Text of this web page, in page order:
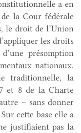
a en
la Cour fédérale
le droit de l’Union
les droits
présomption
nationaux.
traditionnelle, la
et 8 de la Charte
– sans donner
cette base elle a
justifiaient pas la